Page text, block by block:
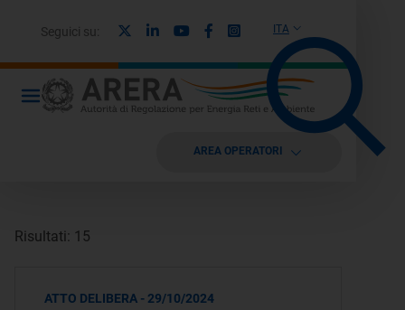
ITA
Seguici su: LinkedinYoutubeFacebook
Instagram
AREA OPERATORI
Risultati: 15
ATTO DELIBERA - 29/10/2024